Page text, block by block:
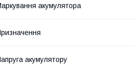
акумулятора
акумулятору